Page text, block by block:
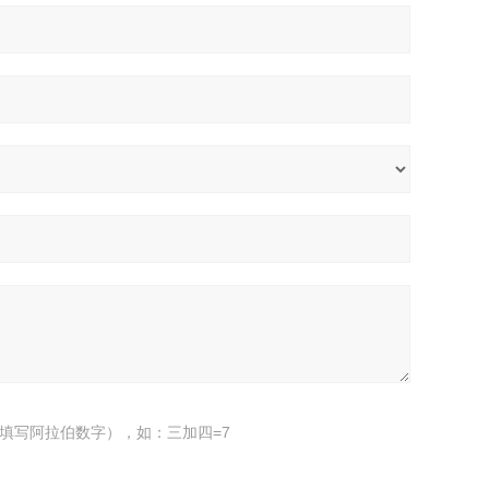
写阿拉伯数字），如：三加四=7